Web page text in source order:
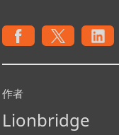
作者
Lionbridge